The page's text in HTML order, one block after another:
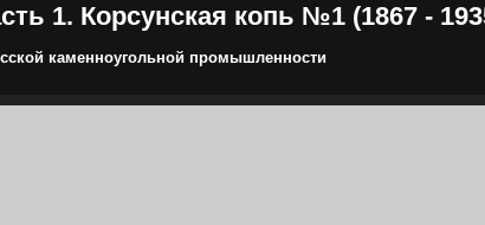
1. Корсунская копь №1 (1867 -
каменноугольной промышленности